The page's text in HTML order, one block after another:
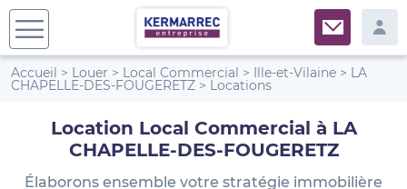
Accueil > Louer > Local Commercial > Ille-et-Vilaine > LA
CHAPELLE-DES-FOUGERETZ > Locations
Location Local Commercial à LA
CHAPELLE-DES-FOUGERETZ
Élaborons ensemble votre stratégie immobilière